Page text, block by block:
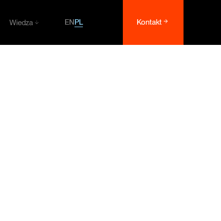
Wiedza
ENPL Kontakt